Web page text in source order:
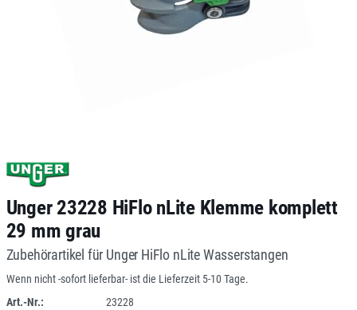
Unger 23228 HiFlo nLite Klemme komplett
29 mm grau
Zubehörartikel für Unger HiFlo nLite Wasserstangen
Wenn nicht -sofort lieferbar- ist die Lieferzeit 5-10 Tage.
Art.-Nr.:
23228